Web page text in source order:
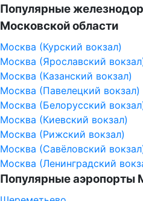
Популярные
Московской области
Москва (Курский вокзал)
Москва (Ярославский
Москва (Казанский вокзал)
Москва (Павелецкий вокзал)
Москва (Белорусский
Москва (Киевский вокзал)
Москва (Рижский вокзал)
Москва (Савёловский
Москва (Ленинградский
Популярные аэропорты